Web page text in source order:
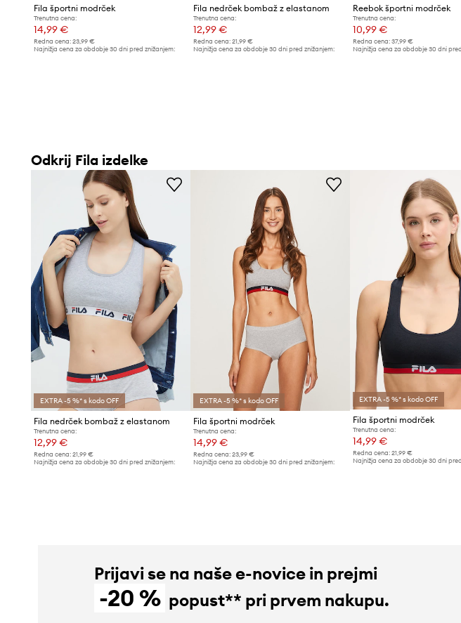
Fila športni modrček
Trenutna cena:
14,99 €
Redna cena: 23,99 €
Najnižja cena za obdobje 30 dni pred znižanjem:
Fila nedrček bombaž z elastanom
Trenutna cena:
12,99 €
Redna cena:21,99 €
Najnižja cena za obdobje 30 dni pred znižanjem:
Reebok športni modrček
Trenutna cena:
10,99 €
Redna cena: 37,99 €
Najnižja cena za obdobje 30 dni
Odkrij Fila izdelke
EXTRA -5 %* s kodo OFF
Fila nedrček bombaž z elastanom
Trenutna cena:
12,99 €
Redna cena: 21,99 €
Najnižja cena za obdobje 30 dni pred znižanjem:
EXTRA -5 %* s kodo OFF
Fila športni modrček
Trenutna cena:
14,99 €
Redna cena:23,99 €
Najnižja cena za obdobje 30 dni pred znižanjem:
EXTRA -5 %* s kodo OFF
Fila športni modrček
Trenutna cena:
14,99 €
Redna cena: 21,99 €
Najnižja cena za obdobje 30 dni
Prijavi se na naše e-novice in prejmi
-20 % popust** pri prvem nakupu.